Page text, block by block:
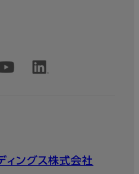
ィングス株式会社